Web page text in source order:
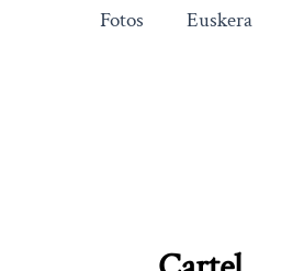
Fotos Euskera